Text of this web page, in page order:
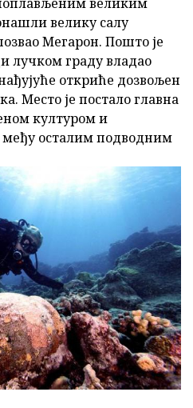
великим
велику салу
Мегарон. Пошто је
лучком граду владао
откриће дозвољен
Место је постало главна
културом и
осталим подводним